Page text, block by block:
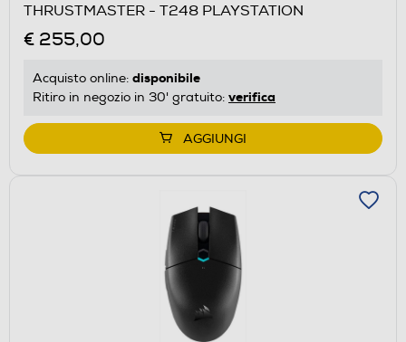
THRUSTMASTER - T248 PLAYSTATION
€ 255,00
Acquisto online: disponibile
Ritiro in negozio in 30' gratuito: verifica
AGGIUNGI